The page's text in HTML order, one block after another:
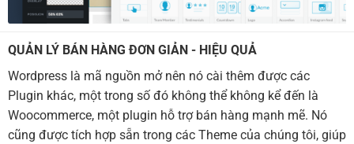
QUẢN LÝ BÁN HÀNG ĐƠN GIẢN - HIỆU QUẢ
Wordpress là mã nguồn mở nên nó cài thêm được các
Plugin khác, một trong số đó không thể không kể đến là
Woocommerce, một plugin hỗ trợ bán hàng mạnh mẽ. Nó
cũng được tích hợp sẵn trong các Theme của chúng tôi, giúp